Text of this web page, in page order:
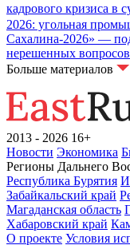
кадрового кризиса в
2026: угольная
Сахалина-2026» —
нерешенных вопросов
Больше материалов
2013 - 2026 16+
Новости Экономика
Регионы Дальнего
Республика Бурятия
Забайкальский край
Магаданская область
Хабаровский край
О проекте Условия